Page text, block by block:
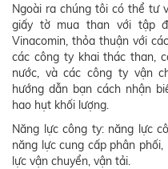
Ngoài ra chúng tôi có thể tư
giấy tờ mua than với tập
Vinacomin, thỏa thuận với
các công ty khai thác than,
nước, và các công ty vận
hướng dẫn bạn cách nhận
hao hụt khối lượng.
Năng lực công ty: năng lực
năng lực cung cấp phân
lực vận chuyển, vận tải.